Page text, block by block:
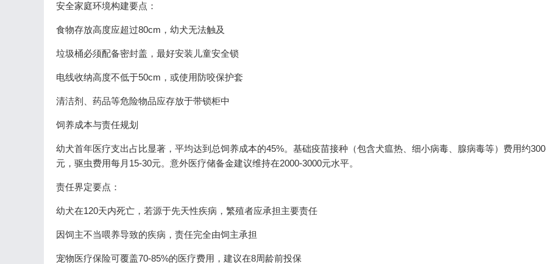
安全家庭环境构建要点：
食物存放高度应超过80cm，幼犬无法触及
垃圾桶必须配备密封盖，最好安装儿童安全锁
电线收纳高度不低于50cm，或使用防咬保护套
清洁剂、药品等危险物品应存放于带锁柜中
饲养成本与责任规划
幼犬首年医疗支出占比显著，平均达到总饲养成本的45%。基础疫苗接种（包含犬瘟热、细小病毒、腺病毒等）费用约
元，驱虫费用每月15-30元。意外医疗储备金建议维持在2000-3000元水平。
责任界定要点：
幼犬在120天内死亡，若源于先天性疾病，繁殖者应承担主要责任
因饲主不当喂养导致的疾病，责任完全由饲主承担
宠物医疗保险可覆盖70-85%的医疗费用，建议在8周龄前投保